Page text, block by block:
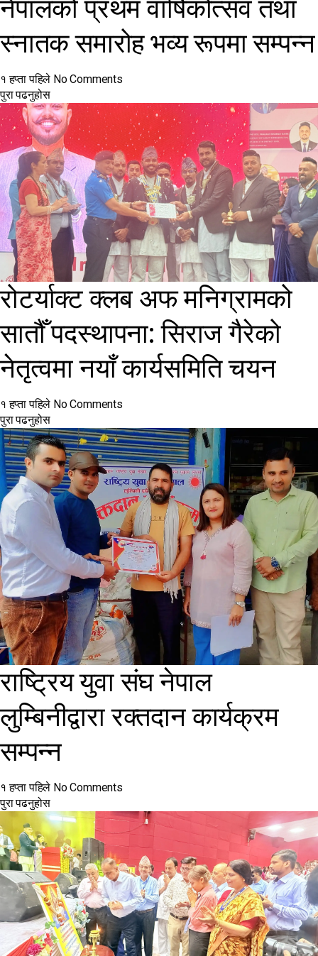
नेपालको प्रथम वार्षिकोत्सव तथा
स्नातक समारोह भव्य रूपमा सम्पन्न
१ हप्ता पहिले No Comments
पुरा पढनुहोस
रोटर्याक्ट क्लब अफ मनिग्रामको
सातौँ पदस्थापना: सिराज गैरेको
नेतृत्वमा नयाँ कार्यसमिति चयन
१ हप्ता पहिले No Comments
पुरा पढनुहोस
राष्ट्रिय युवा संघ नेपाल
लुम्बिनीद्वारा रक्तदान कार्यक्रम
सम्पन्न
१ हप्ता पहिले No Comments
पुरा पढनुहोस